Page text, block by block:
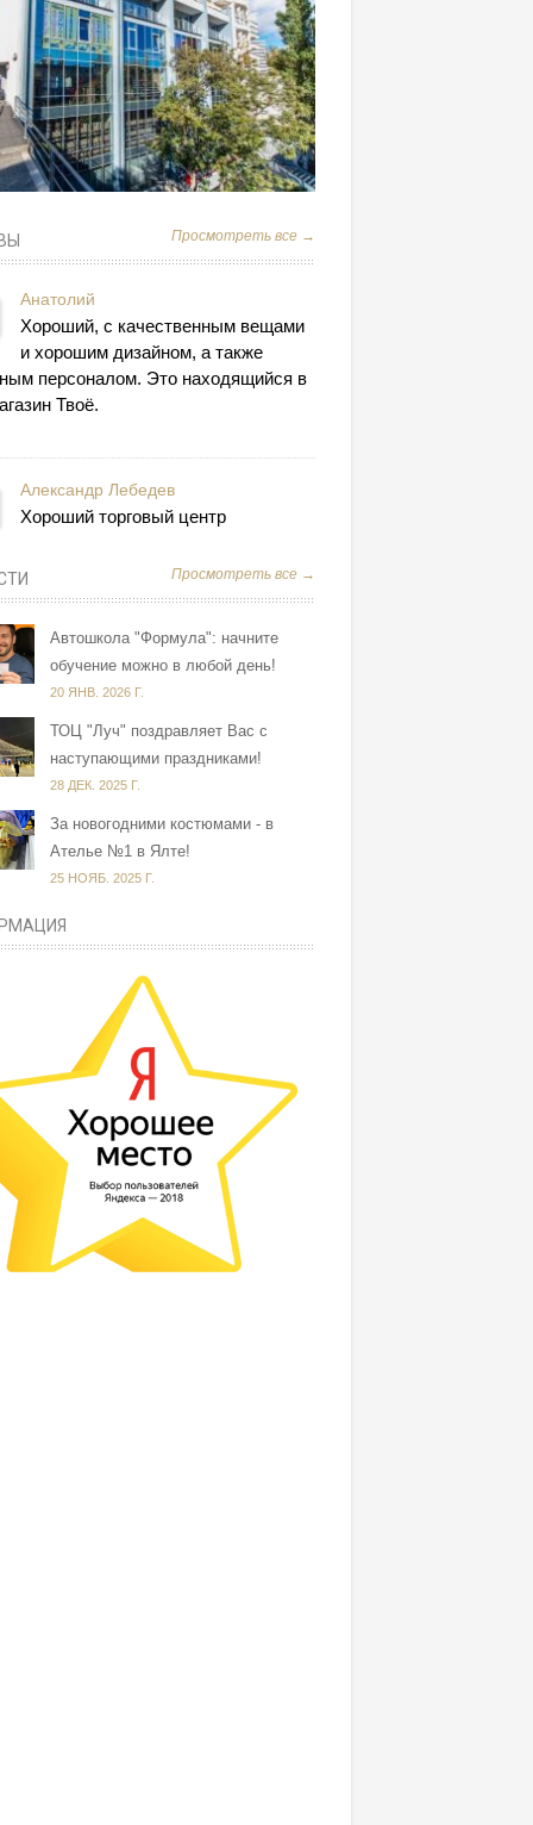
Просмотреть все →
Анатолий
Хороший, с качественным вещами
и хорошим дизайном, а также
персоналом. Это находящийся в
Твоё.
Александр Лебедев
Хороший торговый центр
Просмотреть все →
Автошкола "Формула": начните
обучение можно в любой день!
20 ЯНВ. 2026 Г.
ТОЦ "Луч" поздравляет Вас с
наступающими праздниками!
28 ДЕК. 2025 Г.
За новогодними костюмами - в
Ателье №1 в Ялте!
25 НОЯБ. 2025 Г.